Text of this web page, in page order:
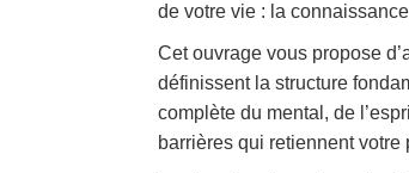
de votre vie : la
Cet ouvrage vous propose
définissent la structure
complète du mental, de
barrières qui retiennent